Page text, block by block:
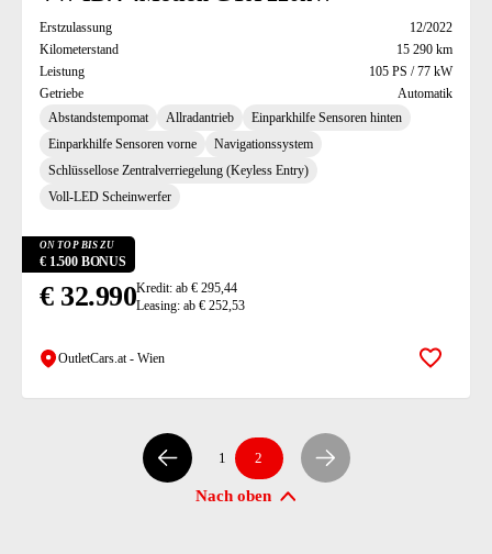
Erstzulassung
12/2022
Kilometerstand
15 290 km
Leistung
105 PS / 77 kW
Getriebe
Automatik
Abstandstempomat
Allradantrieb
Einparkhilfe Sensoren hinten
Einparkhilfe Sensoren vorne
Navigationssystem
Schlüssellose Zentralverriegelung (Keyless Entry)
Voll-LED Scheinwerfer
ON TOP BIS ZU
€ 1.500 BONUS
€ 32.990Kredit: ab € 295,44
Leasing: ab € 252,53
OutletCars.at - Wien Zur
Nach oben
1 2